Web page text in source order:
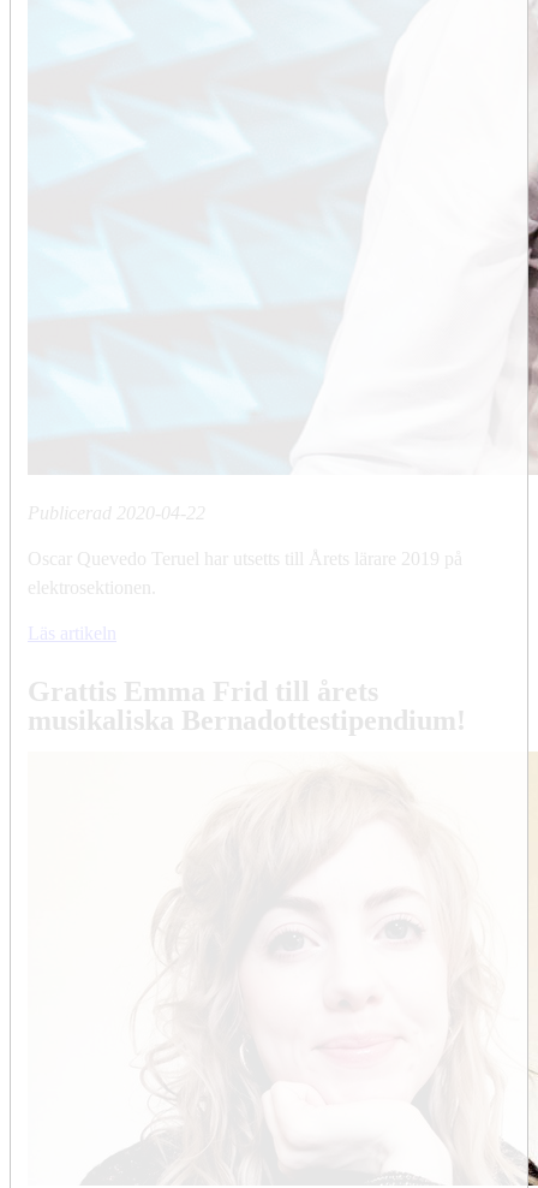
Publicerad 2020-04-22
Oscar Quevedo Teruel har utsetts till Årets lärare 2019 på
elektrosektionen.
Läs artikeln
Grattis Emma Frid till årets
musikaliska Bernadottestipendium!